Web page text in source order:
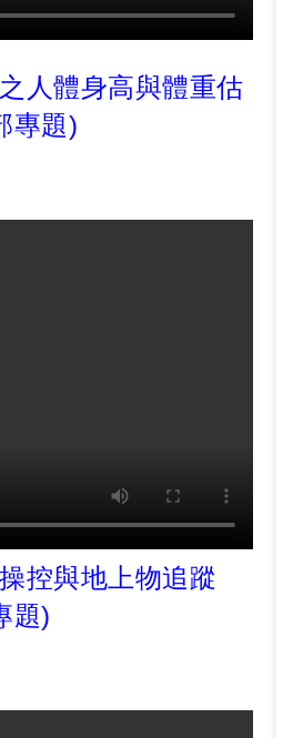
人體身高與體重估
專題)
控與地上物追蹤
題)